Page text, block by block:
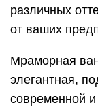
различных
от ваших
Мраморная
элегантная,
современной